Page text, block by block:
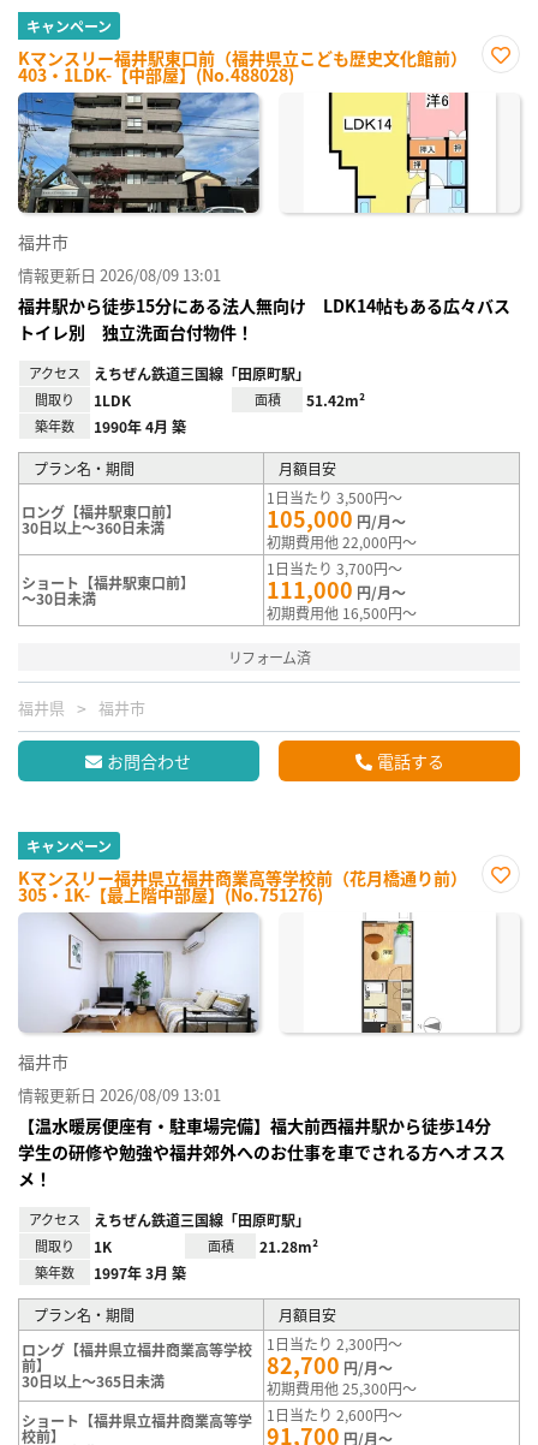
キャンペーン
Kマンスリー福井駅東口前（福井県立こども歴史文化館前）
403・1LDK-【中部屋】(No.488028)
に入
福井市
情報更新日 2026/08/09 13:01
福井駅から徒歩15分にある法人無向け LDK14帖もある広々バス
トイレ別 独立洗面台付物件！
アクセス えちぜん鉄道三国線「田原町駅」
間取り 1LDK 面積 51.42m²
築年数 1990年 4月 築
プラン名・期間 月額目安
ロング【福井駅東口前】
30日以上～360日未満
1日当たり 3,500円～
105,000 円/月～
初期費用他 22,000円～
ショート【福井駅東口前】
～30日未満
1日当たり 3,700円～
111,000 円/月～
初期費用他 16,500円～
リフォーム済
福井県 福井市
お問合わせ 電話する
キャンペーン
Kマンスリー福井県立福井商業高等学校前（花月橋通り前）
305・1K-【最上階中部屋】(No.751276)
に入
福井市
情報更新日 2026/08/09 13:01
【温水暖房便座有・駐車場完備】福大前西福井駅から徒歩14分
学生の研修や勉強や福井郊外へのお仕事を車でされる方へオスス
メ！
アクセス えちぜん鉄道三国線「田原町駅」
間取り 1K 面積 21.28m²
築年数 1997年 3月 築
プラン名・期間
月額目安
ロング【福井県立福井商業高等学校
前】
30日以上～365日未満
1日当たり 2,300円～
82,700 円/月～
初期費用他 25,300円～
ショート【福井県立福井商業高等学
校前】
1日当たり 2,600円～
91,700 円/月～